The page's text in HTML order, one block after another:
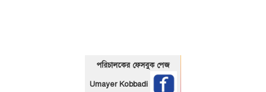
পরিচালকের ফেসবুক পেজ
Umayer Kobbadi